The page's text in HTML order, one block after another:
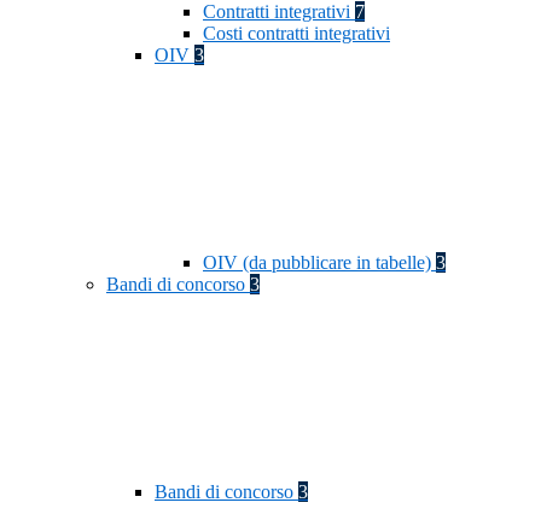
Contratti integrativi 7
Costi contratti integrativi
OIV 3
OIV (da pubblicare in tabelle) 3
Bandi di concorso 3
Bandi di concorso 3